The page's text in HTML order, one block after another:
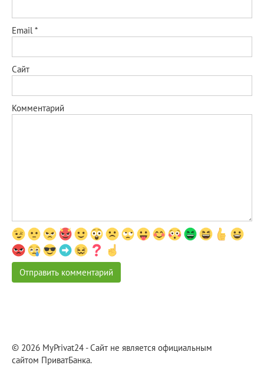
Email*
Сайт
Комментарий
© 2026 MyPrivat24 - Сайт не является официальным
сайтом ПриватБанка.